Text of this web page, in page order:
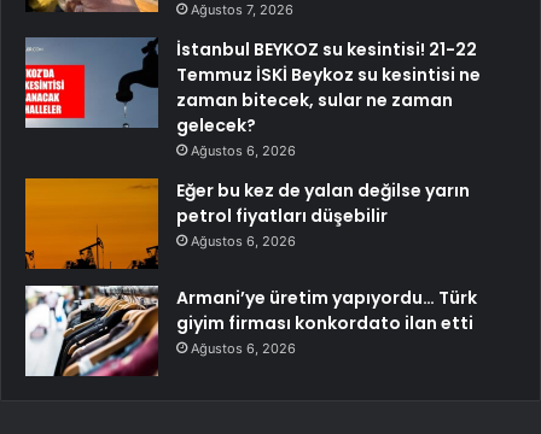
Ağustos 7, 2026
İstanbul BEYKOZ su kesintisi! 21-22
Temmuz İSKİ Beykoz su kesintisi ne
zaman bitecek, sular ne zaman
gelecek?
Ağustos 6, 2026
Eğer bu kez de yalan değilse yarın
petrol fiyatları düşebilir
Ağustos 6, 2026
Armani’ye üretim yapıyordu… Türk
giyim firması konkordato ilan etti
Ağustos 6, 2026